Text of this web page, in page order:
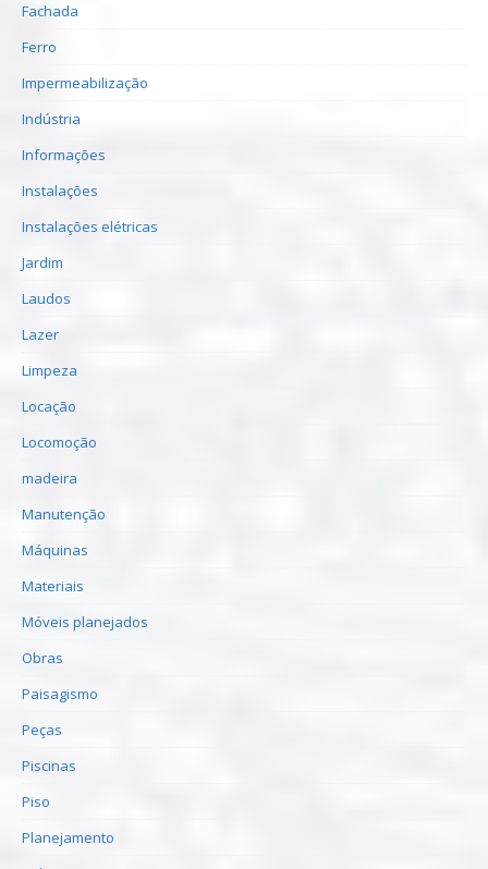
Fachada
Ferro
Impermeabilização
Indústria
Informações
Instalações
Instalações elétricas
Jardim
Laudos
Lazer
Limpeza
Locação
Locomoção
madeira
Manutenção
Máquinas
Materiais
Móveis planejados
Obras
Paisagismo
Peças
Piscinas
Piso
Planejamento